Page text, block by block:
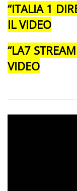
“ITALIA 1
IL VIDEO
“LA7
VIDEO